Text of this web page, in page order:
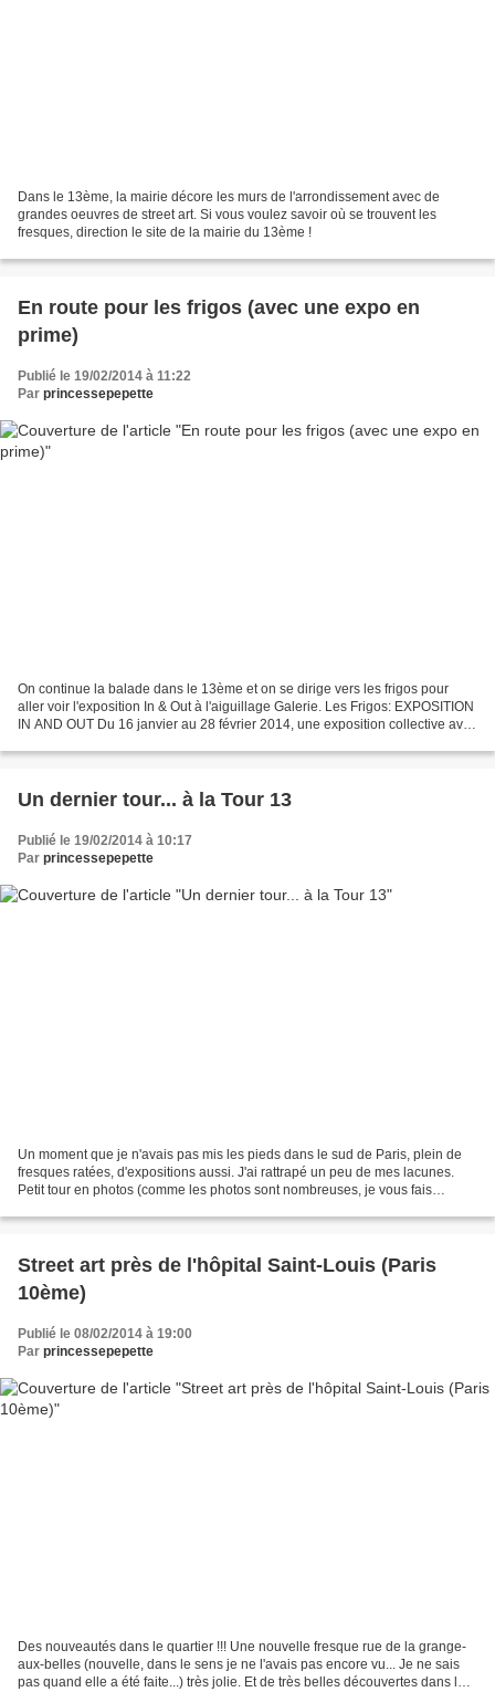
Dans le 13ème, la mairie décore les murs de l'arrondissement avec de
grandes oeuvres de street art. Si vous voulez savoir où se trouvent les
fresques, direction le site de la mairie du 13ème !
En route pour les frigos (avec une expo en
prime)
Publié le 19/02/2014 à 11:22
Par princessepepette
On continue la balade dans le 13ème et on se dirige vers les frigos pour
aller voir l'exposition In & Out à l'aiguillage Galerie. Les Frigos: EXPOSITION
IN AND OUT Du 16 janvier au 28 février 2014, une exposition collective avec
Un dernier tour... à la Tour 13
Publié le 19/02/2014 à 10:17
Par princessepepette
Un moment que je n'avais pas mis les pieds dans le sud de Paris, plein de
fresques ratées, d'expositions aussi. J'ai rattrapé un peu de mes lacunes.
Petit tour en photos (comme les photos sont nombreuses, je vous fais
Street art près de l'hôpital Saint-Louis (Paris
10ème)
Publié le 08/02/2014 à 19:00
Par princessepepette
Des nouveautés dans le quartier !!! Une nouvelle fresque rue de la grange-
aux-belles (nouvelle, dans le sens je ne l'avais pas encore vu... Je ne sais
pas quand elle a été faite...) très jolie. Et de très belles découvertes dans le